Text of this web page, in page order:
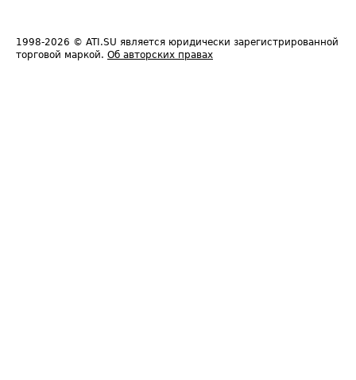
1998-2026 © ATI.SU является юридически зарегистрированной
торговой маркой. Об авторских правах